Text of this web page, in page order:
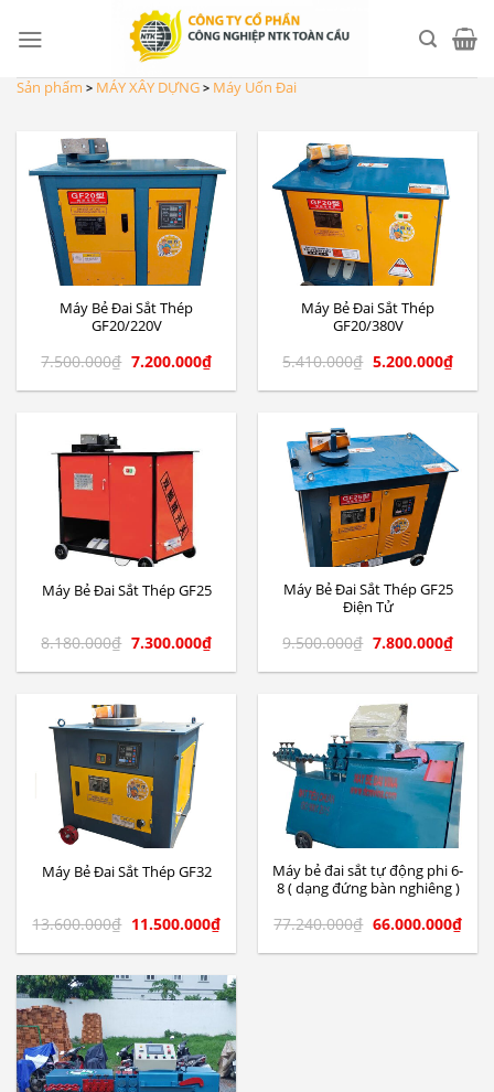
content
Sản phẩm > MÁY XÂY DỰNG > Máy Uốn Đai
Máy Bẻ Đai Sắt Thép
GF20/220V
7.500.000₫ 7.200.000₫
Máy Bẻ Đai Sắt Thép
GF20/380V
5.410.000₫ 5.200.000₫
Máy Bẻ Đai Sắt Thép GF25
8.180.000₫ 7.300.000₫
Máy Bẻ Đai Sắt Thép GF25
Điện Tử
9.500.000₫ 7.800.000₫
Máy Bẻ Đai Sắt Thép GF32
13.600.000₫ 11.500.000₫
Máy bẻ đai sắt tự động phi 6-
8 ( dạng đứng bàn nghiêng )
77.240.000₫ 66.000.000₫